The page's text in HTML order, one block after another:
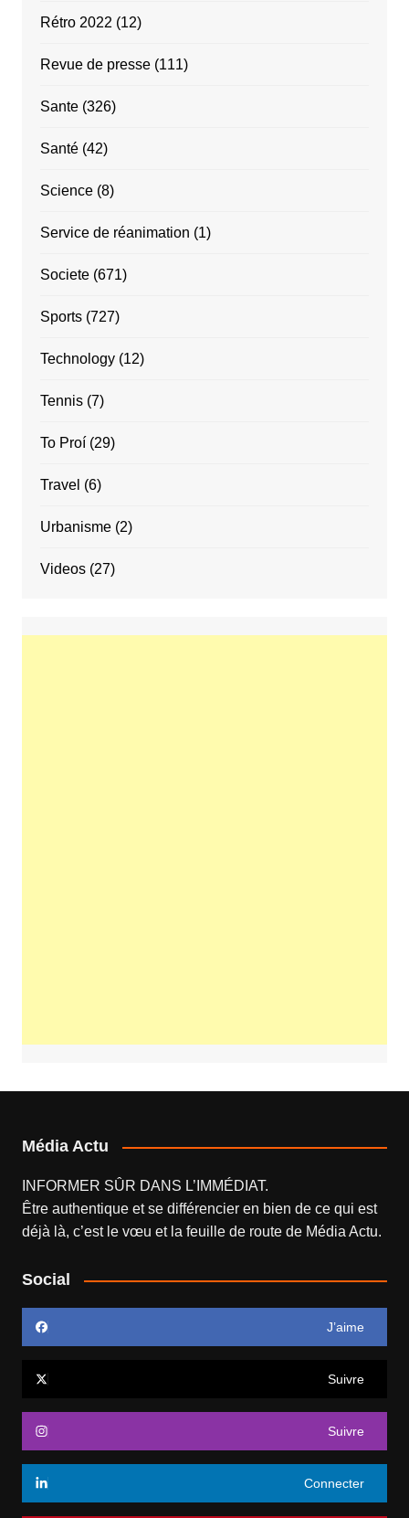
Rétro 2022 (12)
Revue de presse(111)
Sante(326)
Santé(42)
Science(8)
Service de réanimation (1)
Societe(671)
Sports(727)
Technology(12)
Tennis(7)
To Proí(29)
Travel (6)
Urbanisme(2)
Videos(27)
Média Actu
INFORMER SÛR DANS L’IMMÉDIAT.
Être authentique et se différencier en bien de ce qui est
déjà là, c’est le vœu et la feuille de route de Média Actu.
Social
J’aime
Suivre
Suivre
Connecter